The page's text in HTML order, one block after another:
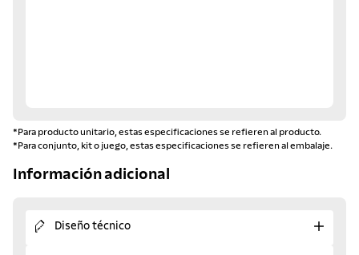
*Para producto unitario, estas especificaciones se refieren al producto.
*Para conjunto, kit o juego, estas especificaciones se refieren al embalaje.
Información adicional
Diseño técnico